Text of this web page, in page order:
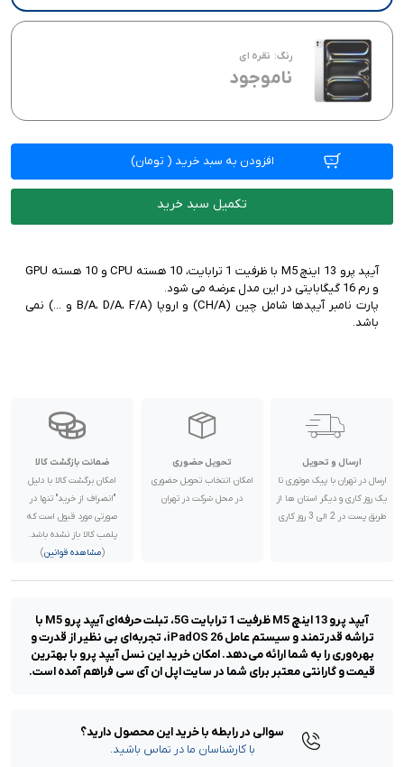
رنگ: نقره ای
ناموجود
افزودن به سبد خرید ( تومان)
تکمیل سبد خرید
آیپد پرو 13 اینچ M5 با ظرفیت 1 ترابایت، 10 هسته CPU و 10 هسته GPU
پارت نامبر آیپدها شامل چین (CH/A) و اروپا (‌‌B/A، D/A، F/A و ...) نمی
باشد.
ارسال و تحویل
ارسال در تهران با پیک موتوری تا
یک روز کاری و دیگر استان ها از
طریق پست در 2 الی 3 روز کاری
تحویل حضوری
امکان انتخاب تحویل حضوری
در محل شرکت در تهران
ضمانت بازگشت کالا
امکان برگشت کالا با دلیل
"انصراف از خرید" تنها در
صورتی مورد قبول است که
پلمب کالا باز نشده باشد.
(مشاهده قوانین)
آیپد پرو 13 اینچ M5 ظرفیت 1 ترابایت 5G، تبلت حرفه‌ای آیپد پرو M5 با
تراشه قدرتمند و سیستم عامل iPadOS 26، تجربه‌ای بی‌ نظیر از قدرت و
بهره‌وری را به شما ارائه می‌دهد. امکان خرید این نسل آیپد پرو با بهترین
قیمت و گارانتی معتبر برای شما در سایت اپل ان آی سی فراهم آمده است.
سوالی در رابطه با خرید این محصول دارید؟
با کارشناسان ما در تماس باشید.